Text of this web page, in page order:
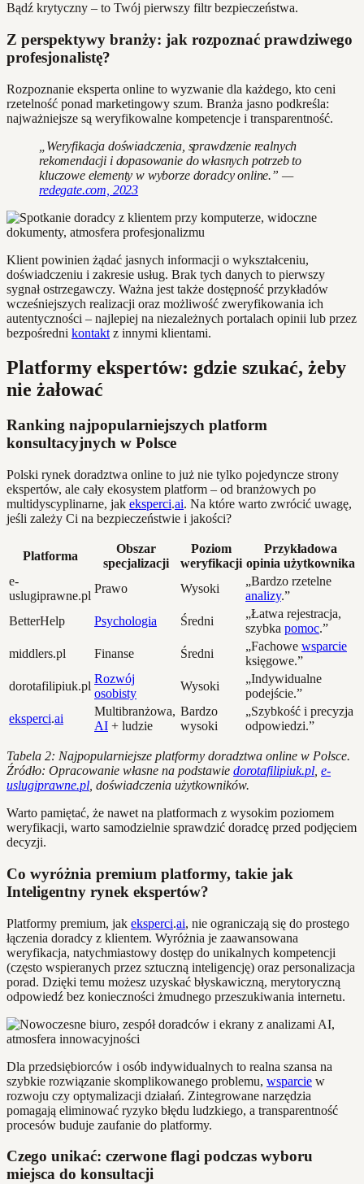
Bądź krytyczny – to Twój pierwszy filtr bezpieczeństwa.
Z perspektywy branży: jak rozpoznać prawdziwego
profesjonalistę?
Rozpoznanie eksperta online to wyzwanie dla każdego, kto ceni
rzetelność ponad marketingowy szum. Branża jasno podkreśla:
najważniejsze są weryfikowalne kompetencje i transparentność.
„Weryfikacja doświadczenia, sprawdzenie realnych
rekomendacji i dopasowanie do własnych potrzeb to
kluczowe elementy w wyborze doradcy online.” —
redegate.com, 2023
Klient powinien żądać jasnych informacji o wykształceniu,
doświadczeniu i zakresie usług. Brak tych danych to pierwszy
sygnał ostrzegawczy. Ważna jest także dostępność przykładów
wcześniejszych realizacji oraz możliwość zweryfikowania ich
autentyczności – najlepiej na niezależnych portalach opinii lub przez
bezpośredni kontakt z innymi klientami.
Platformy ekspertów: gdzie szukać, żeby
nie żałować
Ranking najpopularniejszych platform
konsultacyjnych w Polsce
Polski rynek doradztwa online to już nie tylko pojedyncze strony
ekspertów, ale cały ekosystem platform – od branżowych po
multidyscyplinarne, jak eksperci.ai. Na które warto zwrócić uwagę,
jeśli zależy Ci na bezpieczeństwie i jakości?
Platforma
Obszar
specjalizacji
Poziom
weryfikacji
Przykładowa
opinia użytkownika
e-
uslugiprawne.pl
Prawo Wysoki
„Bardzo rzetelne
analizy.”
BetterHelp
Psychologia Średni
„Łatwa rejestracja,
szybka pomoc.”
middlers.pl
Finanse Średni
„Fachowe wsparcie
księgowe.”
dorotafilipiuk.pl
Rozwój
osobisty
Wysoki
„Indywidualne
podejście.”
eksperci.ai
Multibranżowa,
AI + ludzie
Bardzo
wysoki
„Szybkość i precyzja
odpowiedzi.”
Tabela 2: Najpopularniejsze platformy doradztwa online w Polsce.
Źródło: Opracowanie własne na podstawie dorotafilipiuk.pl e-
uslugiprawne.pl , doświadczenia użytkowników.
Warto pamiętać, że nawet na platformach z wysokim poziomem
weryfikacji, warto samodzielnie sprawdzić doradcę przed podjęciem
decyzji.
Co wyróżnia premium platformy, takie jak
Inteligentny rynek ekspertów?
Platformy premium, jak eksperci.ai, nie ograniczają się do prostego
łączenia doradcy z klientem. Wyróżnia je zaawansowana
weryfikacja, natychmiastowy dostęp do unikalnych kompetencji
(często wspieranych przez sztuczną inteligencję) oraz personalizacja
porad. Dzięki temu możesz uzyskać błyskawiczną, merytoryczną
odpowiedź bez konieczności żmudnego przeszukiwania internetu.
Dla przedsiębiorców i osób indywidualnych to realna szansa na
szybkie rozwiązanie skomplikowanego problemu, wsparcie w
rozwoju czy optymalizacji działań. Zintegrowane narzędzia
pomagają eliminować ryzyko błędu ludzkiego, a transparentność
procesów buduje zaufanie do platformy.
Czego unikać: czerwone flagi podczas wyboru
miejsca do konsultacji